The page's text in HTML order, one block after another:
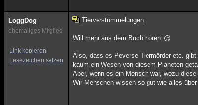
LoggDog
ehemaliges Mitglied
Link kopieren
Lesezeichen setzen
Tierverstümmelungen
Will mehr aus dem Buch hören
Also, dass es Peverse Tiermörder etc.
kaum ein Wesen von diesem Planeten
Aber, wenn es ein Mensch war, wozu diese
Wir Menschen wissen so gut wie alles